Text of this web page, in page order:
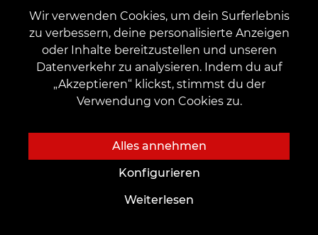
die Details ergänzen und miteinander harmonieren.
Piercing ist seit vielen Jahren eine beliebte
Modedienstleistung. Es ist seit langer Zeit Tradition,
dass die Menschen ihren Körper mit verschiedenen
Piercings schmücken, und einige Stämme
demonstrieren auf diese Weise noch immer die
Traditionen ihres Volkes. Anhand des speziellen
eine Person angehört.
Die heutige Dienstleistung der Körpermodifikation
eher der Schönheit der Ästhetik. Die Vielfalt der
Wir verwenden Cookies, um dein Surferlebnis
zu verbessern, deine personalisierte Anzeigen
oder Inhalte bereitzustellen und unseren
Datenverkehr zu analysieren. Indem du auf
„Akzeptieren“ klickst, stimmst du der
Verwendung von Cookies zu.
Alles annehmen
Konfigurieren
Weiterlesen